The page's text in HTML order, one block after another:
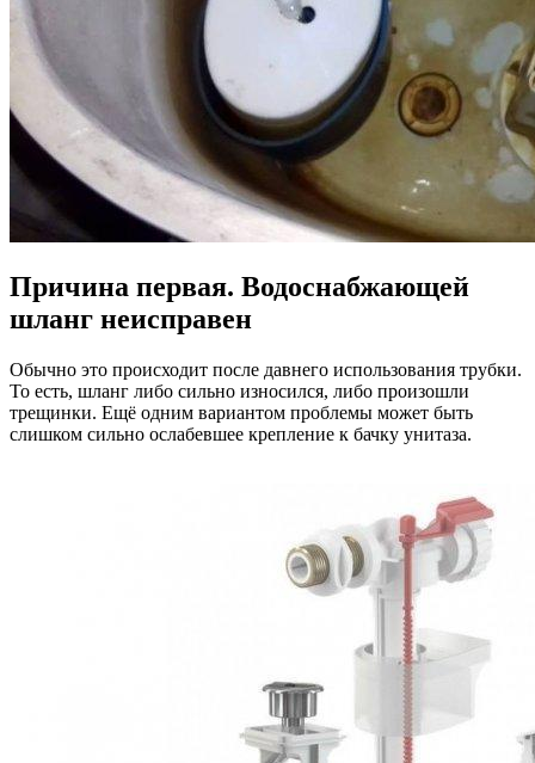
Причина первая. Водоснабжающей
шланг неисправен
Обычно это происходит после давнего использования трубки.
То есть, шланг либо сильно износился, либо произошли
трещинки. Ещё одним вариантом проблемы может быть
слишком сильно ослабевшее крепление к бачку унитаза.